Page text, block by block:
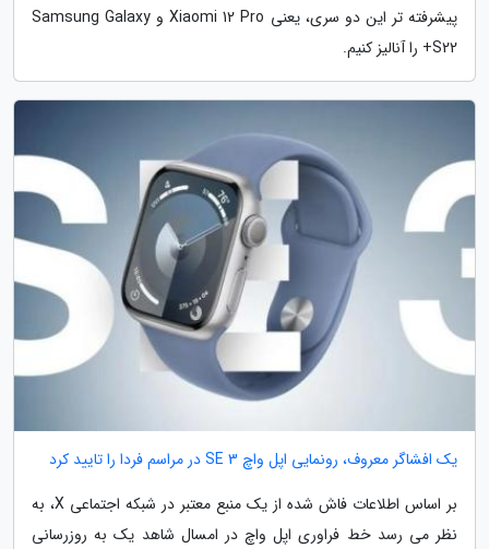
پیشرفته تر این دو سری، یعنی Xiaomi 12 Pro و Samsung Galaxy
S22+ را آنالیز کنیم.
یک افشاگر معروف، رونمایی اپل واچ SE 3 در مراسم فردا را تایید کرد
بر اساس اطلاعات فاش شده از یک منبع معتبر در شبکه اجتماعی X، به
نظر می رسد خط فراوری اپل واچ در امسال شاهد یک به روزرسانی